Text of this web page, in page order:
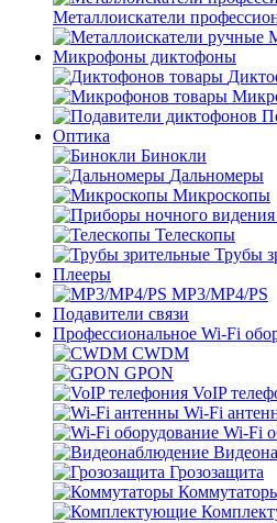
Металлоискатели
Микрофоны диктофоны
Оптика
Бинокли
Дальномеры
Микроскопы
Телескопы
Трубы
Плееры
MP3/MP4/PS
Подавители связи
Профессиональное Wi-Fi
CWDM
GPON
VoIP
Wi-Fi
Wi-Fi
Грозозащита